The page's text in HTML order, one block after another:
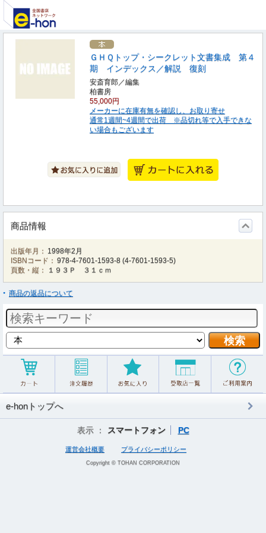
ＧＨＱトップ・シークレット文書集成 第４
期 インデックス／解説 復刻
安斎育郎／編集
柏書房
55,000円
メーカーに在庫有無を確認し、お取り寄せ
通常1週間~4週間で出荷 ※品切れ等で入手できな
い場合もございます
商品情報
出版年月： 1998年2月
ISBNコード： 978-4-7601-1593-8 (4-7601-1593-5)
頁数・縦：
１９３Ｐ ３１ｃｍ
商品の返品について
e-honトップへ
表示 ： スマートフォン PC
運営会社概要 プライバシーポリシー
Copyright © TOHAN CORPORATION